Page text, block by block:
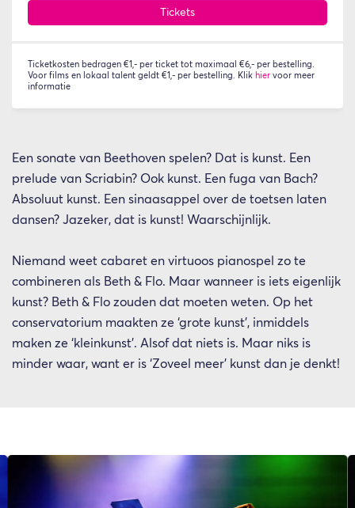
Tickets
Ticketkosten bedragen €1,- per ticket tot maximaal €6,- per bestelling.
Voor films en lokaal talent geldt €1,- per bestelling. Klik hier voor meer
informatie
Een sonate van Beethoven spelen? Dat is kunst. Een
prelude van Scriabin? Ook kunst. Een fuga van Bach?
Absoluut kunst. Een sinaasappel over de toetsen laten
dansen? Jazeker, dat is kunst! Waarschijnlijk.
Niemand weet cabaret en virtuoos pianospel zo te
combineren als Beth & Flo. Maar wanneer is iets eigenlijk
kunst? Beth & Flo zouden dat moeten weten. Op het
conservatorium maakten ze ‘grote kunst’, inmiddels
maken ze ‘kleinkunst’. Alsof dat niets is. Maar niks is
minder waar, want er is ‘Zoveel meer’ kunst dan je denkt!
Overslaan